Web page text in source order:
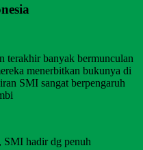
terakhir banyak bermunculan
menerbitkan bukunya di
SMI sangat berpengaruh
SMI hadir dg penuh